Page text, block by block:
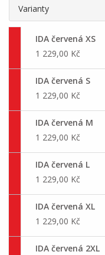
Varianty
IDA červená XS
1 229,00 Kč
IDA červená S
1 229,00 Kč
IDA červená M
1 229,00 Kč
IDA červená L
1 229,00 Kč
IDA červená XL
1 229,00 Kč
IDA červená 2XL